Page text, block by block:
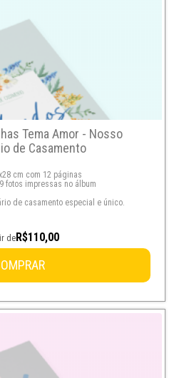
Tema Amor - Nosso
de Casamento
cm com 12 páginas
fotos impressas no álbum
de casamento especial e único.
deR$110,00